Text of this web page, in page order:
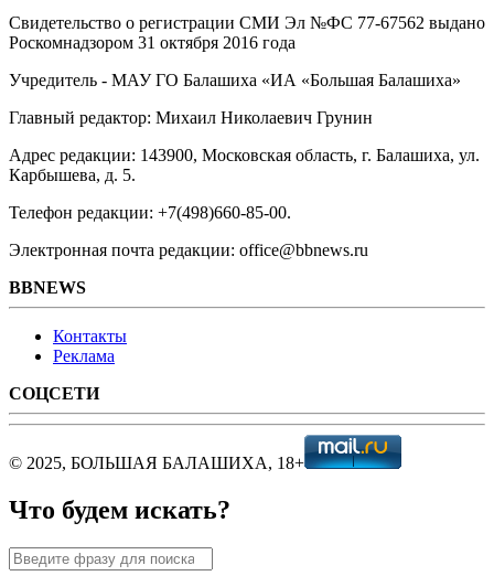
Свидетельство о регистрации СМИ Эл №ФС ‎77-67562 выдано
Роскомнадзором 31 октября 2016 года
Учредитель - МАУ ГО Балашиха «ИА «Большая Балашиха»
Главный редактор: Михаил Николаевич Грунин
Адрес редакции: 143900, Московская область, г. Балашиха, ул.
Карбышева, д. 5.
Телефон редакции: +7(498)660-85-00.
Электронная почта редакции: office@bbnews.ru
BBNEWS
Контакты
Реклама
СОЦСЕТИ
© 2025, БОЛЬШАЯ БАЛАШИХА, 18+
Что будем искать?